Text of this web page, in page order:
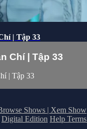
| Tập 33
Chí | Tập 33
| Tập 33
Shows | Xem Show
Digital Edition Help Terms